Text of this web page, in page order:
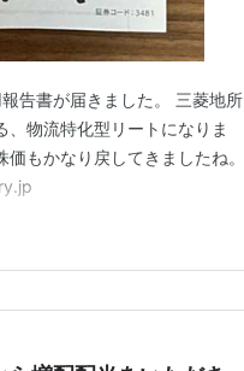
告書が届きました。 三菱地所
物流特化型リートになりま
もかなり戻してきましたね。